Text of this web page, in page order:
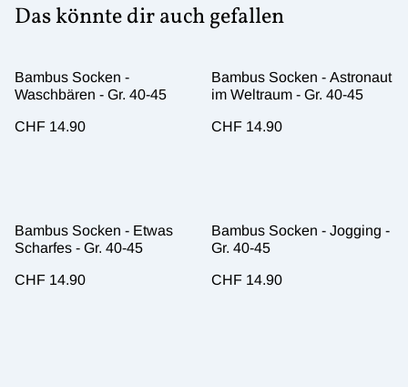
Das könnte dir auch gefallen
Bambus Socken -
Waschbären - Gr. 40-45
CHF 14.90
Bambus Socken - Astronaut
im Weltraum - Gr. 40-45
CHF 14.90
Bambus Socken - Etwas
Scharfes - Gr. 40-45
CHF 14.90
Bambus Socken - Jogging -
Gr. 40-45
CHF 14.90